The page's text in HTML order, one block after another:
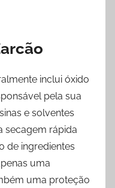
inclui óxido
pela sua
e solventes
secagem rápida
de ingredientes
uma
uma proteção